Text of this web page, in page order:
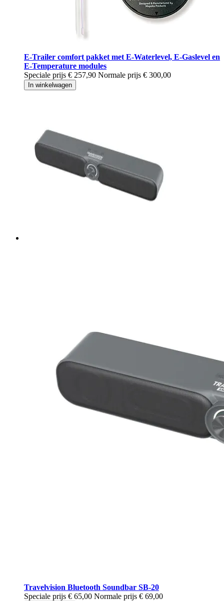
E-Trailer comfort pakket met E-Waterlevel, E-Gaslevel en
E-Temperature modules
Speciale prijs € 257,90 Normale prijs € 300,00
In winkelwagen
Travelvision Bluetooth Soundbar SB-20
Speciale prijs € 65,00 Normale prijs € 69,00